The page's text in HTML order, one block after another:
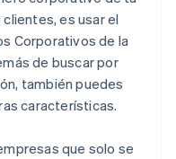
es usar el
Corporativos de la
de buscar por
también puedes
características.
que solo se